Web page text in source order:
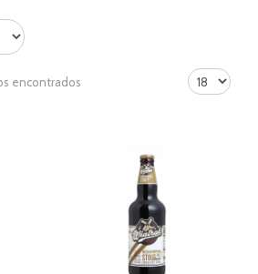
encontrados